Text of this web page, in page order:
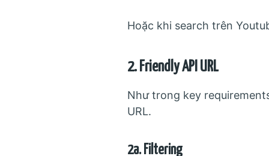
Hoặc khi search trên
2. Friendly API URL
Như trong key
URL.
2a. Filtering